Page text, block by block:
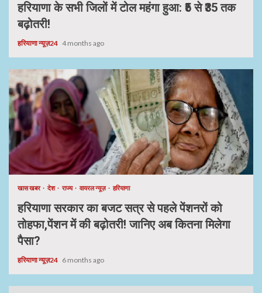
हरियाणा के सभी जिलों में टोल महंगा हुआ: ₹5 से ₹35 तक
बढ़ोतरी!
हरियाणा न्यूज़24 4 months ago
खास खबर देश राज्य वायरल न्यूज़ हरियाणा
हरियाणा सरकार का बजट सत्र से पहले पेंशनरों को
तोहफा,पेंशन में की बढ़ोतरी! जानिए अब कितना मिलेगा
पैसा?
हरियाणा न्यूज़24 6 months ago